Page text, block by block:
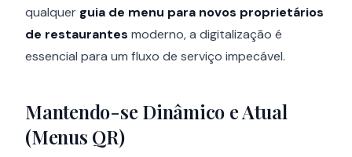
qualquer guia de menu para novos proprietários
de restaurantes moderno, a digitalização é
essencial para um fluxo de serviço impecável.
Mantendo-se Dinâmico e Atual
(Menus QR)